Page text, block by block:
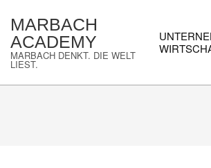
content
MARBACH
ACADEMY
MARBACH DENKT. DIE WELT
LIEST.
Navigation